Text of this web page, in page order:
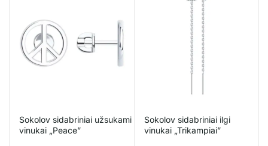
Sokolov sidabriniai užsukami
vinukai „Peace”
Sokolov sidabriniai ilgi
vinukai „Trikampiai”